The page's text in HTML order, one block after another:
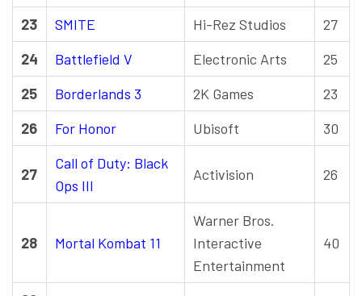
23 SMITE Hi-Rez Studios
27
24
Battlefield V Electronic Arts
25
25
Borderlands 3 2K Games
23
26
For Honor Ubisoft 30
27
Call of Duty: Black
Ops III
Activision 26
28 Mortal Kombat 11
Warner Bros.
Interactive
Entertainment
40